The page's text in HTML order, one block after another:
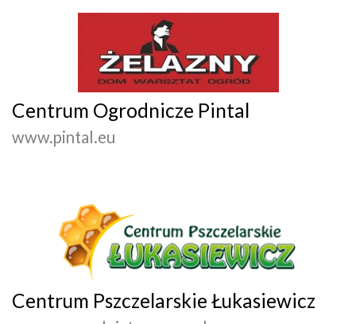
Centrum Ogrodnicze Pintal
www.pintal.eu
Centrum Pszczelarskie Łukasiewicz